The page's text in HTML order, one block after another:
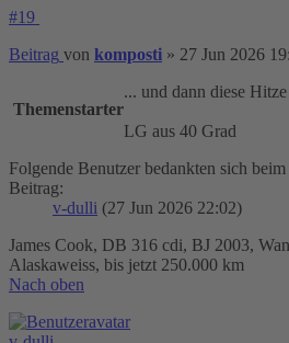
#19
Beitrag von komposti » 27 Jun 2026
Themenstarter
... und dann diese
LG aus 40 Grad
Folgende Benutzer bedankten sich
Beitrag:
v-dulli (27 Jun 2026 22:02)
James Cook, DB 316 cdi, BJ 2003,
Alaskaweiss, bis jetzt 250.000 km
Nach oben